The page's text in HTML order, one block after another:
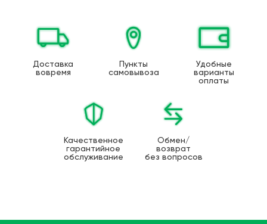
Доставка
вовремя
Пункты
самовывоза
Удобные
варианты
оплаты
Качественное
гарантийное
обслуживание
Обмен/
возврат
без вопросов